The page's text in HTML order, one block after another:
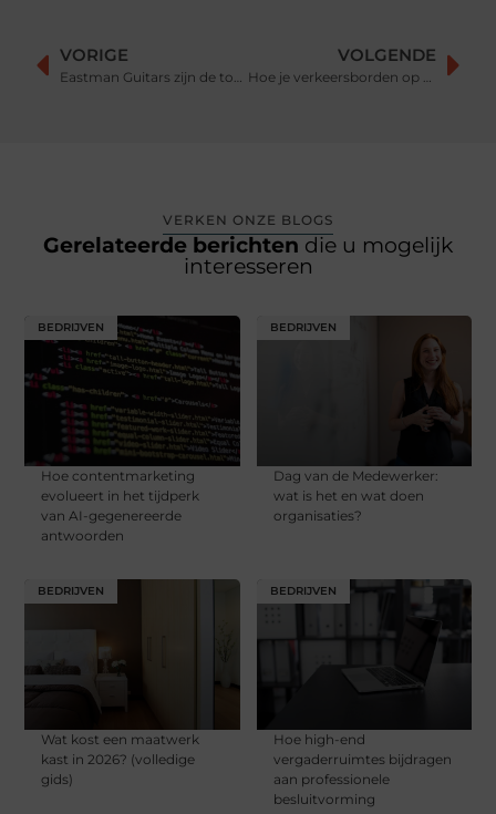
VORIGE
Eastman Guitars zijn de toekomst: Een Diepgaande Analyse van Kwaliteit en Vakmanschap
VOLGENDE
Hoe je verkeersborden op de juiste manier bewaart, onderhoudt, vervangt, opslaat en vervoert
VERKEN ONZE BLOGS
Gerelateerde berichten die u mogelijk
interesseren
BEDRIJVEN
Hoe contentmarketing
evolueert in het tijdperk
van AI-gegenereerde
antwoorden
BEDRIJVEN
Dag van de Medewerker:
wat is het en wat doen
organisaties?
BEDRIJVEN
Wat kost een maatwerk
kast in 2026? (volledige
gids)
BEDRIJVEN
Hoe high-end
vergaderruimtes bijdragen
aan professionele
besluitvorming